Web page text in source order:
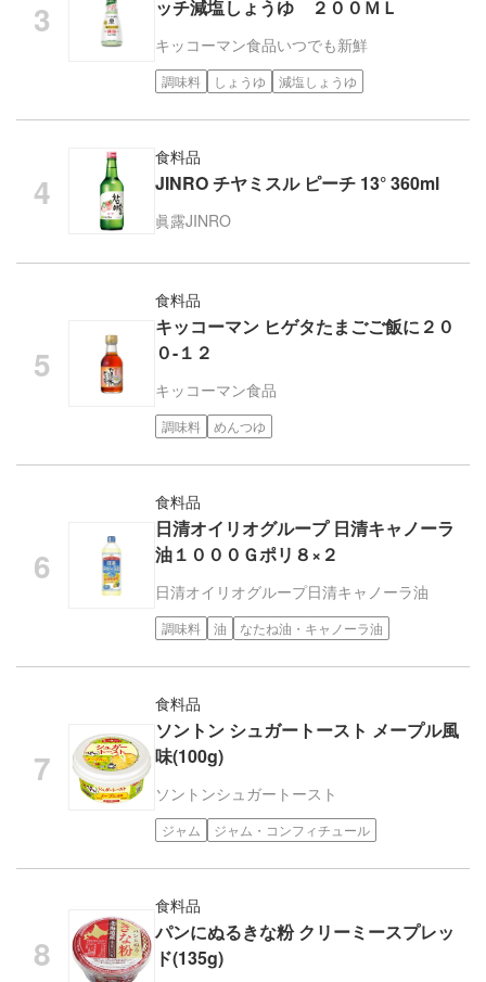
ッチ減塩しょうゆ ２００ＭＬ
キッコーマン食品いつでも新鮮
調味料 しょうゆ 減塩しょうゆ
食料品
JINRO チヤミスル ピーチ 13° 360ml
眞露JINRO
食料品
キッコーマン ヒゲタたまごご飯に２０
０-１２
キッコーマン食品
調味料 めんつゆ
食料品
日清オイリオグループ 日清キャノーラ
油１０００Ｇポリ８×２
日清オイリオグループ日清キャノーラ油
調味料 油 なたね油・キャノーラ油
食料品
ソントン シュガートースト メープル風
味(100g)
ソントンシュガートースト
ジャム ジャム・コンフィチュール
食料品
パンにぬるきな粉 クリーミースプレッ
ド(135g)